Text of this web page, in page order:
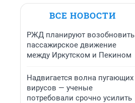
ВСЕ НОВОСТИ
РЖД планируют возобновить
пассажирское движение
между Иркутском и Пекином
Надвигается волна пугающих
вирусов — ученые
потребовали срочно усилить